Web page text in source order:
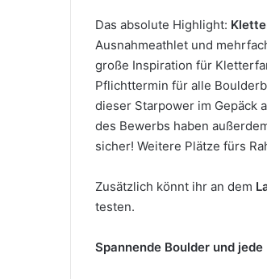
Das absolute Highlight:
Ausnahmeathlet und
große Inspiration für
Pflichttermin für alle
dieser Starpower im Gepäck
des Bewerbs haben
sicher! Weitere Plätze fürs
Zusätzlich könnt ihr an dem
testen.
Spannende Boulder und